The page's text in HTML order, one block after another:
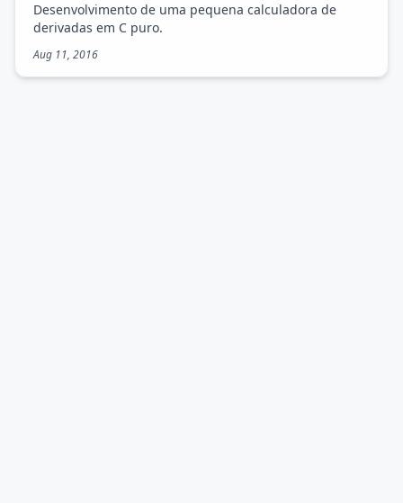
Desenvolvimento de uma pequena calculadora de
derivadas em C puro.
Aug 11, 2016